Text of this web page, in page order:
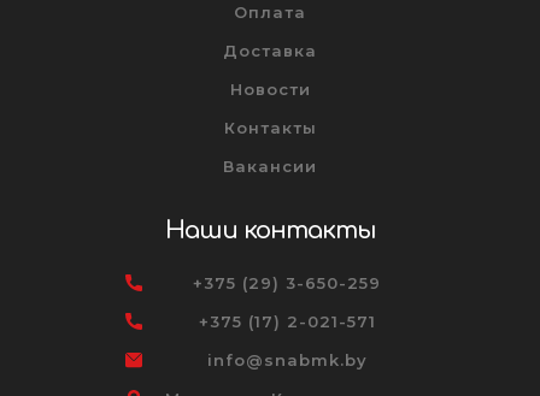
Оплата
Доставка
Новости
Контакты
Вакансии
Наши контакты
+375 (29) 3-650-259
+375 (17) 2-021-571
info@snabmk.by